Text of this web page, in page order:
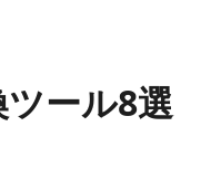
ール8選